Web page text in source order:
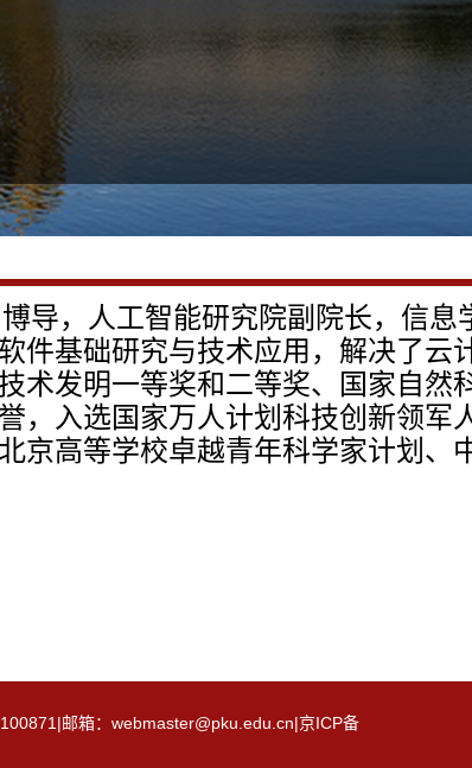
导，人工智能研究院副院长，信
件基础研究与技术应用，解决了云
术发明一等奖和二等奖、国家自然
，入选国家万人计划科技创新领军
京高等学校卓越青年科学家计划、
邮箱：webmaster@pku.edu.cn|京ICP备